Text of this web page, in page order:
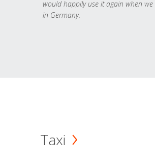
would happily use it again when
in Germany.
Taxi